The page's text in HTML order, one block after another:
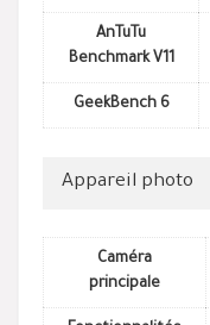
AnTuTu
Benchmark V11
GeekBench 6
Appareil photo
Caméra
principale